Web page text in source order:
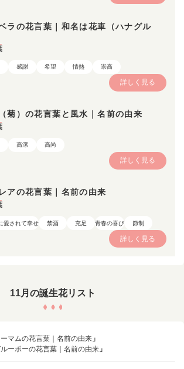
ラの花言葉｜和名は花車（ハナグル
感謝 希望 情熱 崇高
詳しく見る
菊）の花言葉と風水｜名前の由来
高潔 高尚
詳しく見る
アの花言葉｜名前の由来
愛されて幸せ 禁酒 充足 青春の喜び 節制
詳しく見る
11月の誕生花リスト
マムの花言葉｜名前の由来 」
ーポーの花言葉｜名前の由来 」